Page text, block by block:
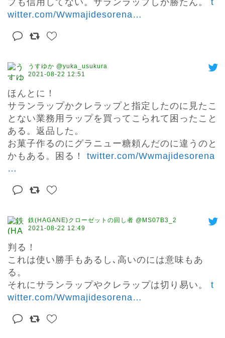
プも信用してない。サランラップしか勝たん。 t
witter.com/Wwmajidesorena…
うすゆか @yuka_usukura
2021-08-22 12:51
ほんとに！
サランラップかクレラップと指定したのに見たこ
とない業務用ラップを買ってこられて困ったこと
ある。返品した。
お菓子作るのにグラニュー糖頼んだのに違うのと
かもある。困る！ twitter.com/Wwmajidesorena
…
鉄(HAGANE)クローゼットの回し者 @MS07B3_2
2021-08-22 12:49
判る！
これは使い勝手もあるし､高いのには意味もあ
る。
それにサランラップやクレラップは切り易い。 t
witter.com/Wwmajidesorena…